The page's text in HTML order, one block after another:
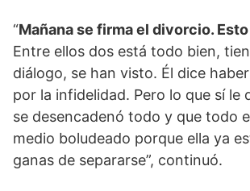
“Mañana se firma el divorcio.
Entre ellos dos está todo bien,
diálogo, se han visto. Él dice
por la infidelidad. Pero lo que sí le
se desencadenó todo y que todo
medio boludeado porque ella ya
ganas de separarse”, continuó.